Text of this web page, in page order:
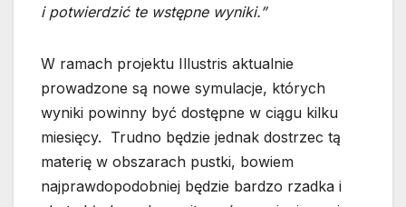
i potwierdzić te wstępne wyniki.”
W ramach projektu Illustris aktualnie
prowadzone są nowe symulacje, których
wyniki powinny być dostępne w ciągu kilku
miesięcy. Trudno będzie jednak dostrzec tą
materię w obszarach pustki, bowiem
najprawdopodobniej będzie bardzo rzadka i